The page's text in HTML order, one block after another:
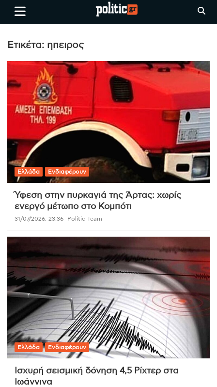
Skip
Ειδήσεις απο τη
Θεσσαλονίκη, την Ελλάδα και
όλο τον Κόσμο
politic.gr
Ετικέτα: ηπειρος
Ελλάδα Ενδιαφέρουν
Ύφεση στην πυρκαγιά της Άρτας: χωρίς
ενεργό μέτωπο στο Κομπότι
31/07/2026, 23:36 Politic Team
Ελλάδα Ενδιαφέρουν
Ισχυρή σεισμική δόνηση 4,5 Ρίχτερ στα
Ιωάννινα